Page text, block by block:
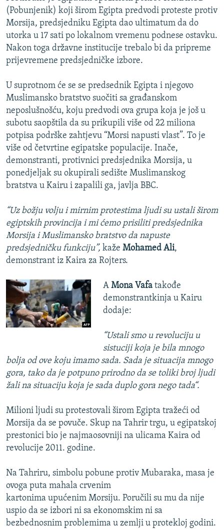
(Pobunjenik) koji širom Egipta predvodi proteste protiv
Morsija, predsjedniku Egipta dao ultimatum da do
utorka u 17 sati po lokalnom vremenu podnese ostavku.
Nakon toga državne institucije trebalo bi da pripreme
prijevremene predsjedničke izbore.
U suprotnom će se se predsednik Egipta i njegovo
Muslimansko bratstvo suočiti sa građanskom
neposlušnošću, koju predvodi ova grupa koja je još u
subotu saopštila da su prikupili više od 22 miliona
potpisa podrške zahtjevu “Morsi napusti vlast”. To je
više od četvrtine egipatske populacije. Inače,
demonstranti, protivnici predsjednika Morsija, u
ponedjeljak su okupirali sedište Muslimanskog
bratstva u Kairu i zapalili ga, javlja BBC.
“Uz božju volju i mirnim protestima ljudi su ustali širom
egiptskih provincija i mi ćemo prisiliti predsjednika
Morsija i Muslimansko bratstvo da napuste
predsjedničku funkciju”, kaže Mohamed Ali,
demonstrant iz Kaira za Rojters.
A Mona Vafatakođe
demonstrantkinja u Kairu
dodaje:
“Ustali smo u revoluciju u
sistuciji koja je bila mnogo
bolja od ove koju imamo sada. Sada je situacija mnogo
gora, tako da je potpuno prirodno da se toliki broj ljudi
žali na situaciju koja je sada duplo gora nego tada“.
Milioni ljudi su protestovali širom Egipta tražeći od
Morsija da se povuče. Skup na Tahrir trgu, u egipatskoj
prestonici bio je najmaosovniji na ulicama Kaira od
revolucije 2011. godine.
Na Tahriru, simbolu pobune protiv Mubaraka, masa je
ovoga puta mahala crvenim
kartonima upućenim Morsiju. Poručili su mu da nije
uspio da se izbori ni sa ekonomskim ni sa
bezbednosnim problemima u zemlji u protekloj godini.